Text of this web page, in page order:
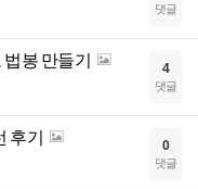
댓글
봉 만들기 4
댓글
후기 0
댓글